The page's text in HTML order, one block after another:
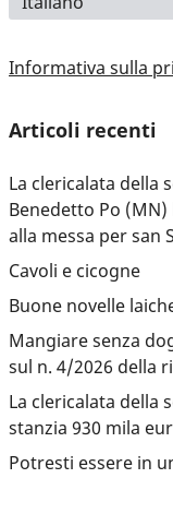
Informativa sulla
Articoli recenti
La clericalata della
Benedetto Po
alla messa per san
Cavoli e cicogne
Buone novelle
Mangiare senza
sul n. 4/2026 della
La clericalata della
stanzia 930 mila
Potresti essere in